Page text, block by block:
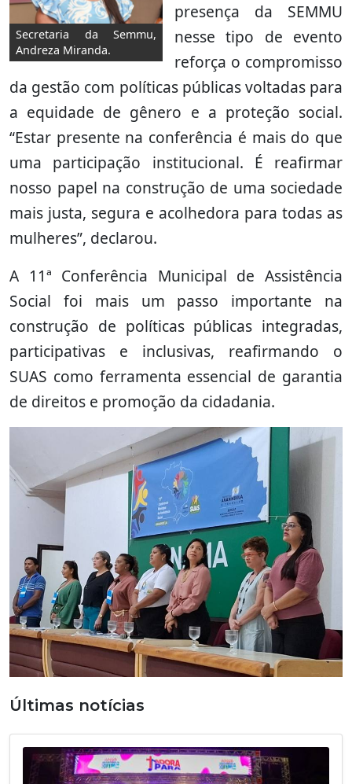
Secretaria da Semmu,
Andreza Miranda.
presença da SEMMU
nesse tipo de evento
reforça o compromisso
da gestão com políticas públicas voltadas para
a equidade de gênero e a proteção social.
“Estar presente na conferência é mais do que
uma participação institucional. É reafirmar
nosso papel na construção de uma sociedade
mais justa, segura e acolhedora para todas as
mulheres”, declarou.
A 11ª Conferência Municipal de Assistência
Social foi mais um passo importante na
construção de políticas públicas integradas,
participativas e inclusivas, reafirmando o
SUAS como ferramenta essencial de garantia
de direitos e promoção da cidadania.
Últimas notícias